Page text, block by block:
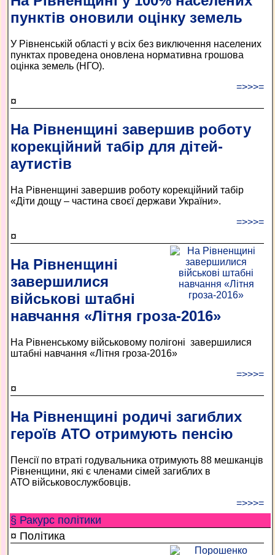
пунктів оновили оцінку земель
У Рівненській області у всіх без виключення населених
пунктах проведена оновлена нормативна грошова
оцінка земель (НГО).
=>>>=
¤
На Рівненщині завершив роботу
корекційний табір для дітей-
аутистів
На Рівненщині завершив роботу корекційний табір
«Діти дощу – частина своєї держави України».
=>>>=
¤
На Рівненщині
завершилися
військові штабні
навчання «Літня гроза-2016»
На Рівненському військовому полігоні завершилися
штабні навчання «Літня гроза-2016»
=>>>=
¤
На Рівненщині родичі загиблих
героїв АТО отримують пенсію
Пенсії по втраті годувальника отримують 88 мешканців
Рівненщини, які є членами сімей загиблих в
АТО військовослужбовців.
=>>>=
§ Ракурс політики
¤ Політика